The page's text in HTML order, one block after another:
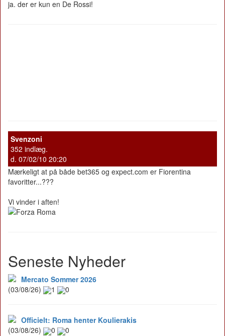
ja. der er kun en De Rossi!
Svenzoni
352 indlæg.
d. 07/02/10 20:20
Mærkeligt at på både bet365 og expect.com er Fiorentina
favoritter...???
Vi vinder i aften!
Seneste Nyheder
Mercato Sommer 2026
(03/08/26)
1 0
Officielt: Roma henter Koulierakis
(03/08/26)
0 0